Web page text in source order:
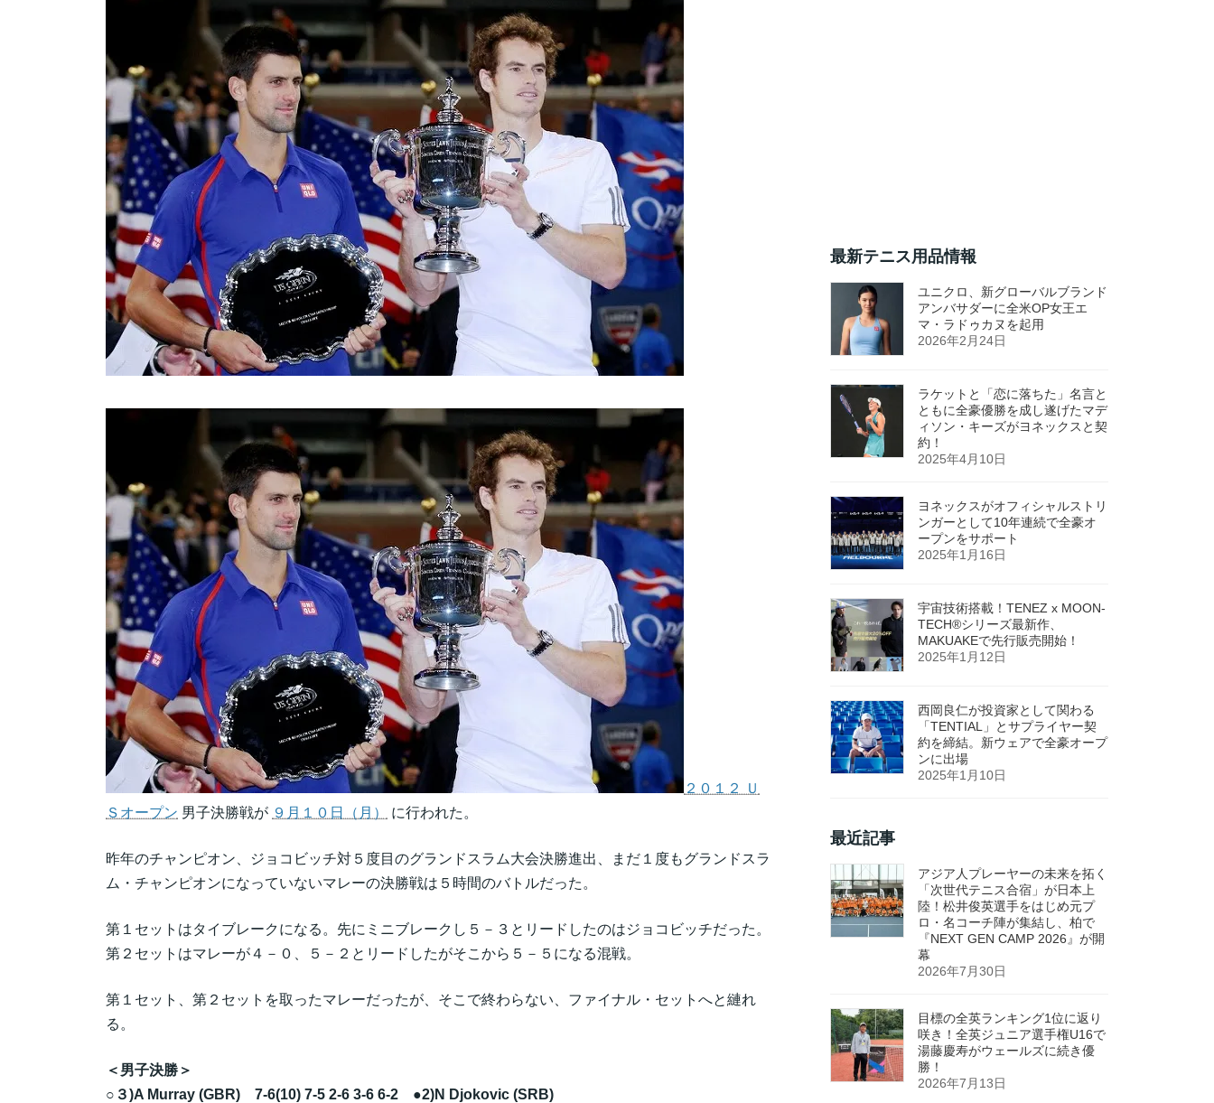
２０１２ Ｕ
Ｓオープン 男子決勝戦が ９月１０日（月） に行われた。
昨年のチャンピオン、ジョコビッチ対５度目のグランドスラム大会決勝進出、まだ１度もグランドスラ
ム・チャンピオンになっていないマレーの決勝戦は５時間のバトルだった。
第１セットはタイブレークになる。先にミニブレークし５－３とリードしたのはジョコビッチだった。
第２セットはマレーが４－０、５－２とリードしたがそこから５－５になる混戦。
第１セット、第２セットを取ったマレーだったが、そこで終わらない、ファイナル・セットへと縺れ
る。
＜男子決勝＞
○３)A Murray (GBR) 7-6(10) 7-5 2-6 3-6 6-2 ●2)N Djokovic (SRB)
最新テニス用品情報
ユニクロ、新グローバルブランド
アンバサダーに全米OP女王エ
マ・ラドゥカヌを起用
2026年2月24日
ラケットと「恋に落ちた」名言と
ともに全豪優勝を成し遂げたマデ
ィソン・キーズがヨネックスと契
約！
2025年4月10日
ヨネックスがオフィシャルストリ
ンガーとして10年連続で全豪オ
ープンをサポート
2025年1月16日
宇宙技術搭載！TENEZ x MOON-
TECH®シリーズ最新作、
MAKUAKEで先行販売開始！
2025年1月12日
西岡良仁が投資家として関わる
「TENTIAL」とサプライヤー契
約を締結。新ウェアで全豪オープ
ンに出場
2025年1月10日
最近記事
アジア人プレーヤーの未来を拓く
「次世代テニス合宿」が日本上
陸！松井俊英選手をはじめ元プ
ロ・名コーチ陣が集結し、柏で
『NEXT GEN CAMP 2026』が開
幕
2026年7月30日
目標の全英ランキング1位に返り
咲き！全英ジュニア選手権U16で
湯藤慶寿がウェールズに続き優
勝！
2026年7月13日